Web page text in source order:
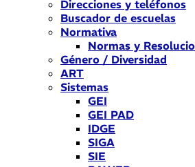
Direcciones y teléfonos
Buscador de escuelas
Normativa
Normas y
Género / Diversidad
ART
Sistemas
GEI
GEI PAD
IDGE
SIGA
SIE